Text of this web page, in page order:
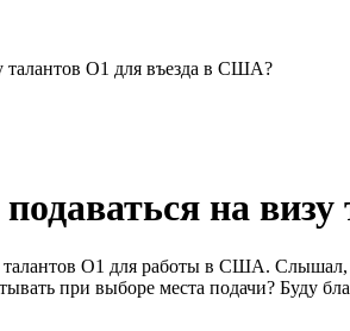
талантов O1 для въезда в США?
на
O1 для работы в США. Слышал,
при выборе места подачи? Буду